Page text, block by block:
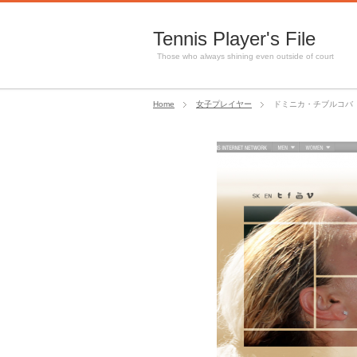
Tennis Player's File
Those who always shining even outside of court
Home 女子プレイヤー ドミニカ・チブルコ